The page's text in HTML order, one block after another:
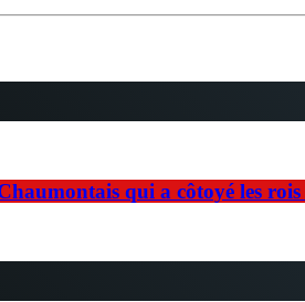
qui a côtoyé les